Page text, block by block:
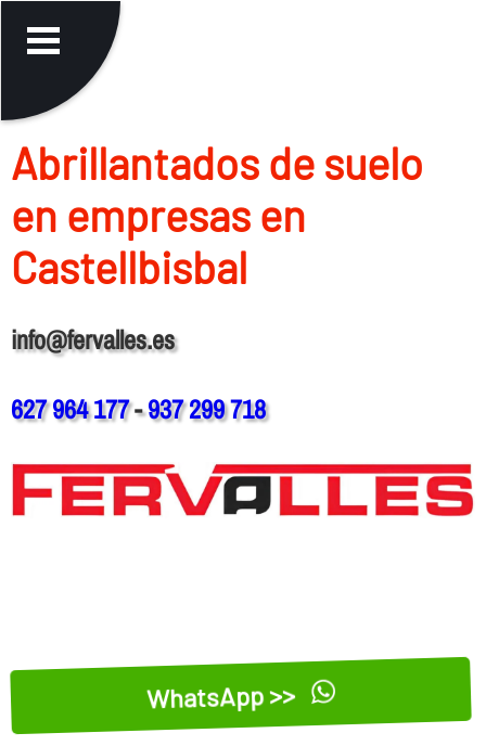
Abrillantados de suelo
en empresas en
Castellbisbal
info@fervalles.es
627 964 177-937 299 718
WhatsApp >>